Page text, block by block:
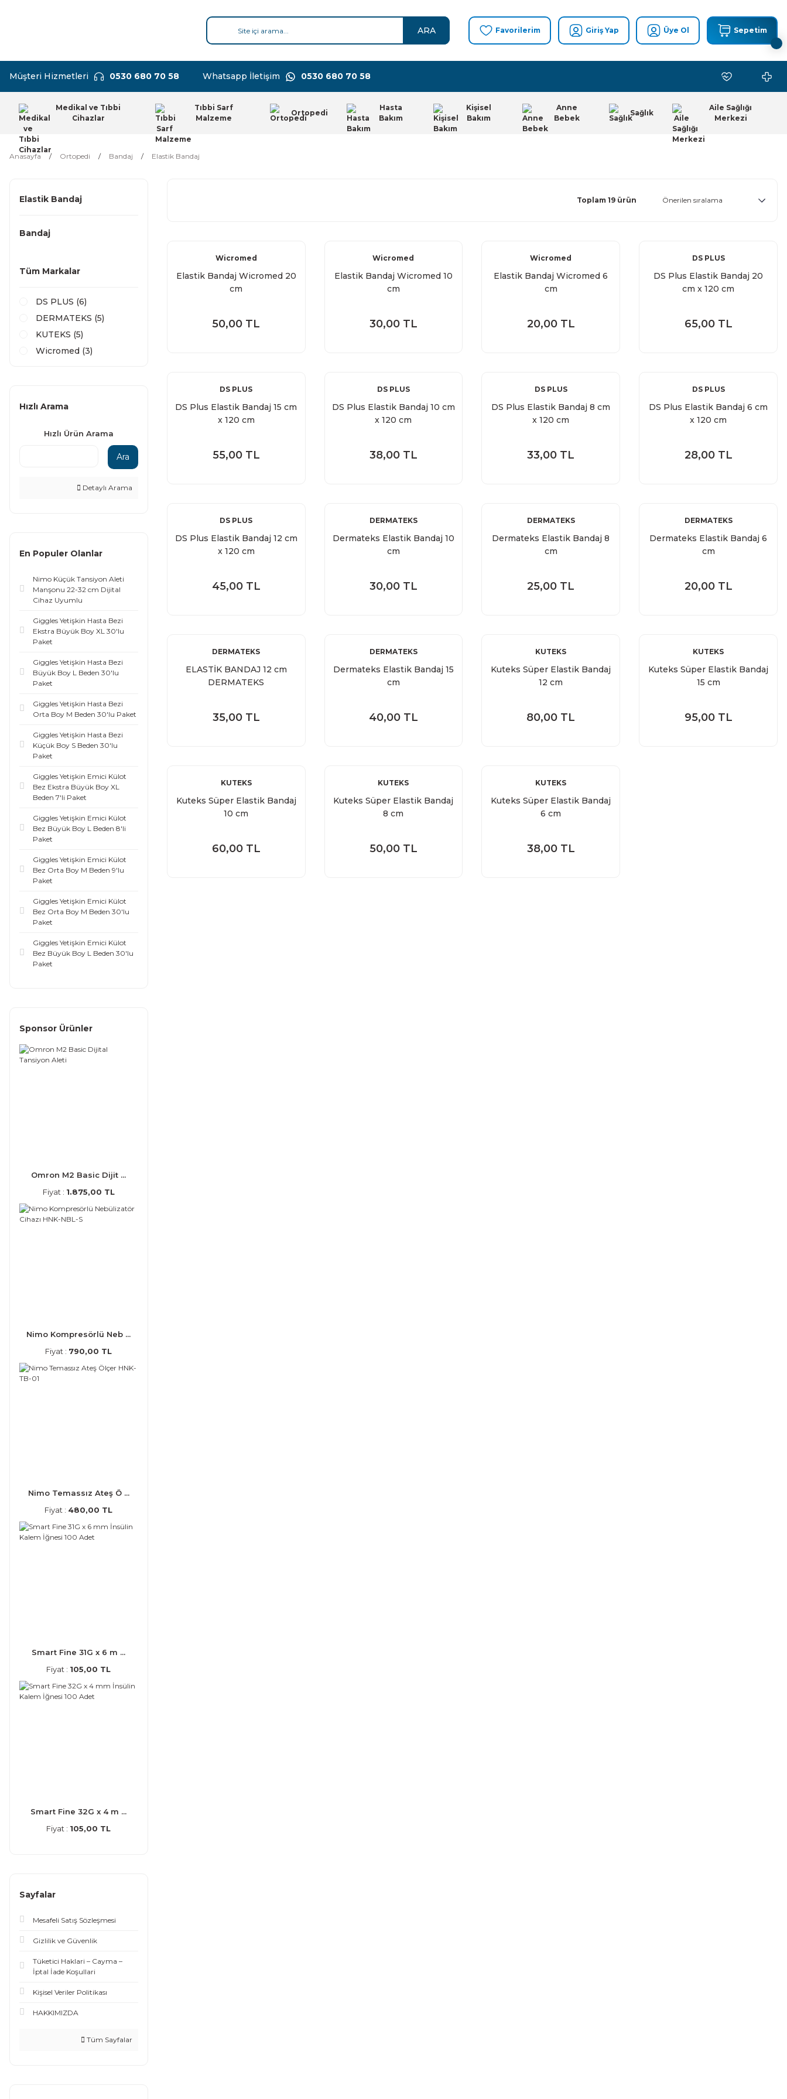
ARA Favorilerim Giriş Yap Üye Ol Sepetim
Müşteri Hizmetleri 0530 680 70 58 Whatsapp İletişim 0530 680 70 58
Medikal ve Tıbbi
Cihazlar
Tıbbi Sarf
Malzeme
Ortopedi
Hasta
Bakım
Kişisel
Bakım
Anne
Bebek
Sağlık
Aile Sağlığı
Merkezi
Anasayfa Ortopedi Bandaj Elastik Bandaj
Elastik Bandaj
Bandaj
Tüm Markalar
DS PLUS (6)
DERMATEKS (5)
KUTEKS (5)
Wicromed (3)
Hızlı Arama
Hızlı Ürün Arama
Ara
Detaylı Arama
En Populer Olanlar
Nimo Küçük Tansiyon Aleti
Manşonu 22-32 cm Dijital
Cihaz Uyumlu
Giggles Yetişkin Hasta Bezi
Ekstra Büyük Boy XL 30'lu
Paket
Giggles Yetişkin Hasta Bezi
Büyük Boy L Beden 30'lu
Paket
Giggles Yetişkin Hasta Bezi
Orta Boy M Beden 30'lu Paket
Giggles Yetişkin Hasta Bezi
Küçük Boy S Beden 30'lu
Paket
Giggles Yetişkin Emici Külot
Bez Ekstra Büyük Boy XL
Beden 7'li Paket
Giggles Yetişkin Emici Külot
Bez Büyük Boy L Beden 8'li
Paket
Giggles Yetişkin Emici Külot
Bez Orta Boy M Beden 9'lu
Paket
Giggles Yetişkin Emici Külot
Bez Orta Boy M Beden 30'lu
Paket
Giggles Yetişkin Emici Külot
Bez Büyük Boy L Beden 30'lu
Paket
Sponsor Ürünler
Omron M2 Basic Dijit ...
Fiyat : 1.875,00 TL
Nimo Kompresörlü Neb ...
Fiyat : 790,00 TL
Nimo Temassız Ateş Ö ...
Fiyat : 480,00 TL
Smart Fine 31G x 6 m ...
Fiyat : 105,00 TL
Smart Fine 32G x 4 m ...
Fiyat : 105,00 TL
Sayfalar
Mesafeli Satış Sözleşmesi
Gizlilik ve Güvenlik
Tüketici Haklari – Cayma –
İptal İade Koşullari
Kişisel Veriler Politikası
HAKKIMIZDA
Tüm Sayfalar
Toplam 19 ürün
Wicromed
Elastik Bandaj Wicromed 20
cm
50,00 TL
Wicromed
Elastik Bandaj Wicromed 10
cm
30,00 TL
Wicromed
Elastik Bandaj Wicromed 6
cm
20,00 TL
DS PLUS
DS Plus Elastik Bandaj 20
cm x 120 cm
65,00 TL
DS PLUS
DS Plus Elastik Bandaj 15 cm
x 120 cm
55,00 TL
DS PLUS
DS Plus Elastik Bandaj 10 cm
x 120 cm
38,00 TL
DS PLUS
DS Plus Elastik Bandaj 8 cm
x 120 cm
33,00 TL
DS PLUS
DS Plus Elastik Bandaj 6 cm
x 120 cm
28,00 TL
DS PLUS
DS Plus Elastik Bandaj 12 cm
x 120 cm
45,00 TL
DERMATEKS
Dermateks Elastik Bandaj 10
cm
30,00 TL
DERMATEKS
Dermateks Elastik Bandaj 8
cm
25,00 TL
DERMATEKS
Dermateks Elastik Bandaj 6
cm
20,00 TL
DERMATEKS
ELASTİK BANDAJ 12 cm
DERMATEKS
35,00 TL
DERMATEKS
Dermateks Elastik Bandaj 15
cm
40,00 TL
KUTEKS
Kuteks Süper Elastik Bandaj
12 cm
80,00 TL
KUTEKS
Kuteks Süper Elastik Bandaj
15 cm
95,00 TL
KUTEKS
Kuteks Süper Elastik Bandaj
10 cm
60,00 TL
KUTEKS
Kuteks Süper Elastik Bandaj
8 cm
50,00 TL
KUTEKS
Kuteks Süper Elastik Bandaj
6 cm
38,00 TL